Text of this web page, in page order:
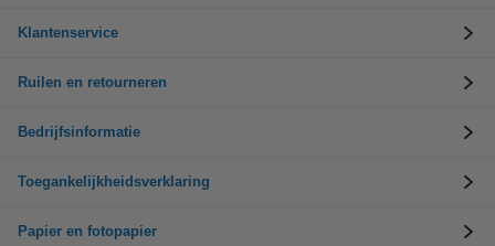
Klantenservice
Ruilen en retourneren
Bedrijfsinformatie
Toegankelijkheidsverklaring
Papier en fotopapier